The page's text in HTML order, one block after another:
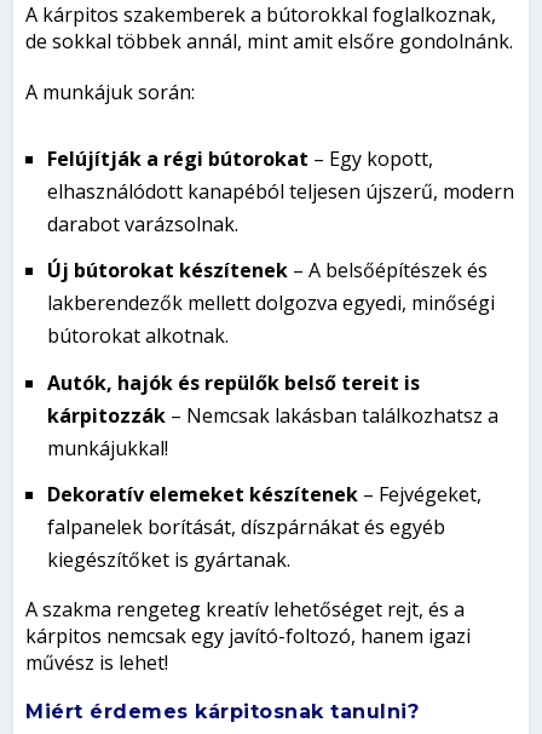
A kárpitos szakemberek a bútorokkal foglalkoznak,
de sokkal többek annál, mint amit elsőre gondolnánk.
A munkájuk során:
Felújítják a régi bútorokat – Egy kopott,
elhasználódott kanapéból teljesen újszerű, modern
darabot varázsolnak.
Új bútorokat készítenek – A belsőépítészek és
lakberendezők mellett dolgozva egyedi, minőségi
bútorokat alkotnak.
Autók, hajók és repülők belső tereit is
kárpitozzák – Nemcsak lakásban találkozhatsz a
munkájukkal!
Dekoratív elemeket készítenek – Fejvégeket,
falpanelek borítását, díszpárnákat és egyéb
kiegészítőket is gyártanak.
A szakma rengeteg kreatív lehetőséget rejt, és a
kárpitos nemcsak egy javító-foltozó, hanem igazi
művész is lehet!
Miért érdemes kárpitosnak tanulni?